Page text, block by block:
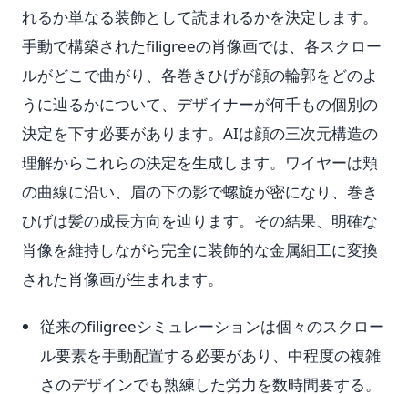
れるか単なる装飾として読まれるかを決定します。
手動で構築されたfiligreeの肖像画では、各スクロー
ルがどこで曲がり、各巻きひげが顔の輪郭をどのよ
うに辿るかについて、デザイナーが何千もの個別の
決定を下す必要があります。AIは顔の三次元構造の
理解からこれらの決定を生成します。ワイヤーは頬
の曲線に沿い、眉の下の影で螺旋が密になり、巻き
ひげは髪の成長方向を辿ります。その結果、明確な
肖像を維持しながら完全に装飾的な金属細工に変換
された肖像画が生まれます。
従来のfiligreeシミュレーションは個々のスクロー
ル要素を手動配置する必要があり、中程度の複雑
さのデザインでも熟練した労力を数時間要する。